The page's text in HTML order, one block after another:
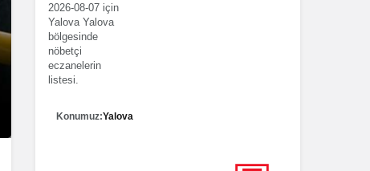
2026-08-07 için
Yalova Yalova
bölgesinde
nöbetçi
eczanelerin
listesi.
Konumuz:Yalova